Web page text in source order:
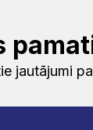
jautājumi